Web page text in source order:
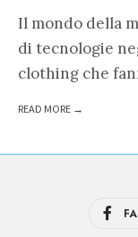
Il mondo della
di tecnologie
clothing che
READ MORE →